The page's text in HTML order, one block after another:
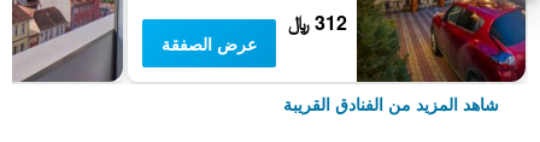
312 ﷼
عرض الصفقة
شاهد المزيد من الفنادق القريبة